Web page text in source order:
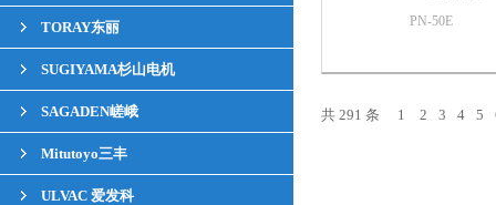
TORAY东丽
SUGIYAMA杉山电机
SAGADEN嵯峨
Mitutoyo三丰
ULVAC 爱发科
PN-50E
共 291 条 1 2 3 4 5